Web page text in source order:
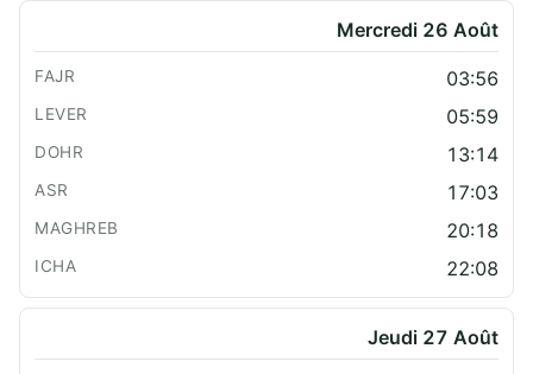
Mercredi 26 Août
03:56
05:59
13:14
17:03
20:18
22:08
Jeudi 27 Août